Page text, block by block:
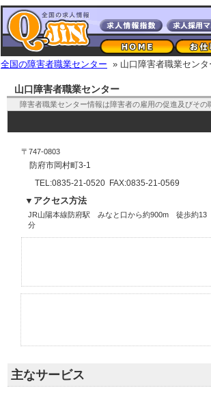
全国の障害者職業センター » 山口障害者職業センタ
山口障害者職業センター
障害者職業センター情報は障害者の雇用の促進及びそ
〒747-0803
防府市岡村町3-1
TEL:0835-21-0520 FAX:0835-21-0569
▼アクセス方法
JR山陽本線防府駅 みなと口から約900m 徒歩約13
分
主なサービス